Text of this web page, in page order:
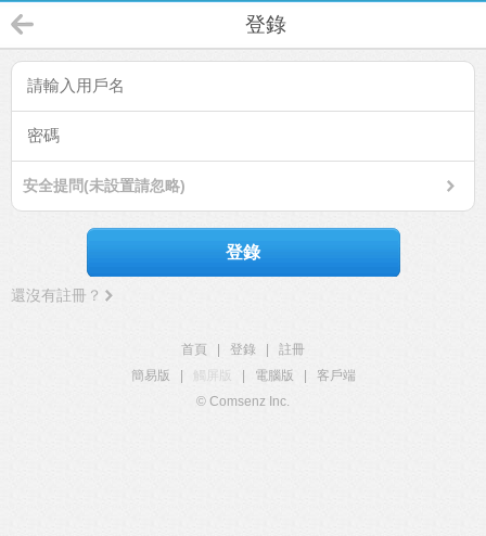
登錄
安全提問(未設置請忽略)
登錄
還沒有註冊？
首頁 登錄
註冊
簡易版
觸屏版 電腦版
客戶端
© Comsenz Inc.